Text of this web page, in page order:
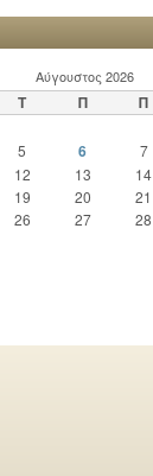
Αύγουστος 2026
Τ Π Π
5 6 7
12 13 14
19 20 21
26 27 28